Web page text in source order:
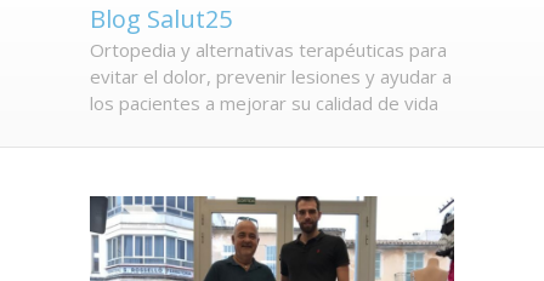
Blog Salut25
Ortopedia y alternativas terapéuticas para
evitar el dolor, prevenir lesiones y ayudar a
los pacientes a mejorar su calidad de vida